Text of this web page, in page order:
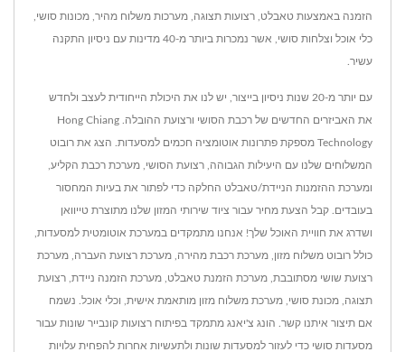
הזמנה באמצעות טאבלט, רצועות תצוגה, מערכות משלוח מהיר, מכונות סושי,
כלי אוכל וצלחות סושי, אשר נמכרות ביותר מ-40 מדינות עם ניסיון התקנה
עשיר.
עם יותר מ-20 שנות ניסיון בייצור, יש לנו את היכולת הייחודית לעצב ולחדש
את האביזרים החדשים של רכבת הסושי ורצועת ההובלה. Hong Chiang
Technology מספקת פתרונות אוטומציה חכמים למסעדות. הצג את רובוט
המשלוחים שלנו עם היעילות הגבוהה, רצועת הסושי, מערכת רכבת הקליע,
ומערכת ההזמנות הניידת/טאבלט החלקה כדי לפתור את בעיות המחסור
בעובדים. קבל הצעת מחיר עבור ציוד שירותי המזון שלנו מתוצרת טייוואן
ושדרג את חוויית האוכל שלך! אנחנו מתמקדים במערכת אוטומטית למסעדות,
כולל רובוט משלוח מזון, מערכת רכבת מהירה, מערכת רצועת העברה, מערכת
רצועת שושי מסתובבת, מערכת הזמנת טאבלט, מערכת הזמנה ניידת, רצועת
תצוגה, מכונת סושי, מערכת משלוח מזון מותאמת אישית, וכלי אוכל. נשמח
אם תיצור איתנו קשר. הונג צ'יאנג מתמקד בפיתוח רצועות קונבייר שונות עבור
מסעדות סושי כדי לעזור למסעדות שונות ולתעשיות אחרות להפחית עלויות